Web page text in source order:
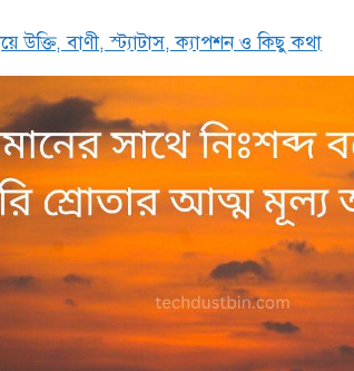
উক্তি, বাণী, স্ট্যাটাস, ক্যাপশন ও কিছু কথা